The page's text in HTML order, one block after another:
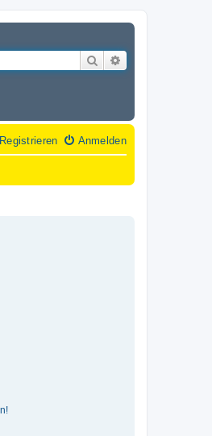
Suche
Anmelden
Registrieren